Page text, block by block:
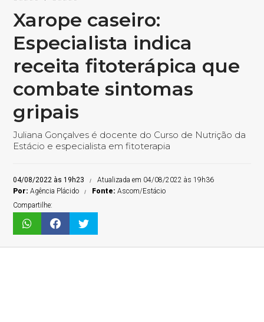
Xarope caseiro:
Especialista indica
receita fitoterápica que
combate sintomas
gripais
Juliana Gonçalves é docente do Curso de Nutrição da
Estácio e especialista em fitoterapia
04/08/2022 às 19h23
Atualizada em 04/08/2022 às 19h36
Por: Agência Plácido Fonte: Ascom/Estácio
Compartilhe: